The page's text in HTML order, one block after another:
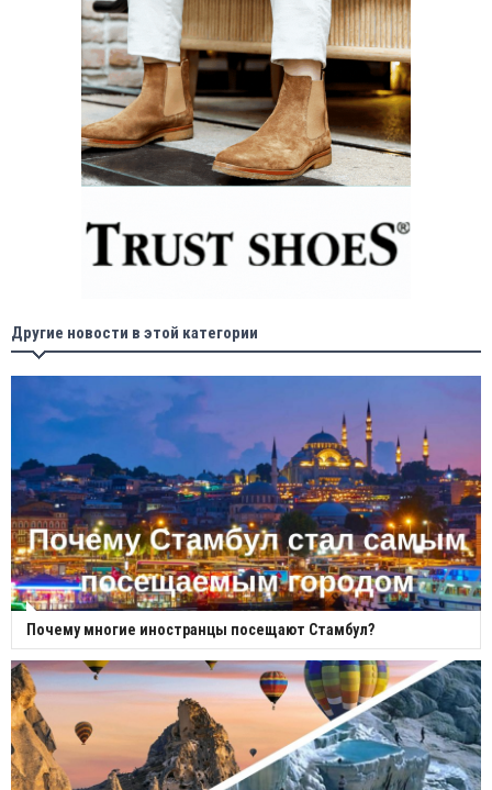
Другие новости в этой категории
Почему многие иностранцы посещают Стамбул?